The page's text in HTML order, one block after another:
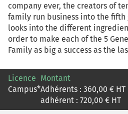
company ever, the creators of
family run business into the fifth
looks into the different
order to make each of the 5
Family as big a success as the
Licence
Campus*
Montant
Adhérents : 360,00 €
adhérent : 720,00 € HT